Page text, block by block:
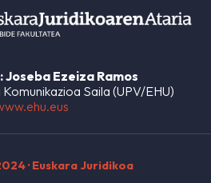
Ezeiza Ramos
Komunikazioa Saila (UPV/EHU)
· Euskara Juridikoa